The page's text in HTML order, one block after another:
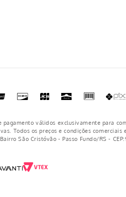
válidos exclusivamente para
Todos os preços e condições comerciais
São Cristóvão - Passo Fundo/RS -